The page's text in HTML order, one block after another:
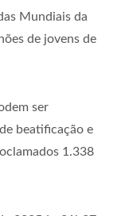
Mundiais da
de jovens de
ser
beatificação e
1.338